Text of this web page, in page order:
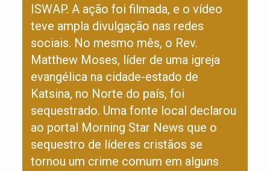
ISWAP. A ação foi filmada, e o vídeo
teve ampla divulgação nas redes
sociais. No mesmo mês, o Rev.
Matthew Moses, líder de uma igreja
evangélica na cidade-estado de
Katsina, no Norte do país, foi
sequestrado. Uma fonte local declarou
ao portal Morning Star News que o
sequestro de líderes cristãos se
tornou um crime comum em alguns